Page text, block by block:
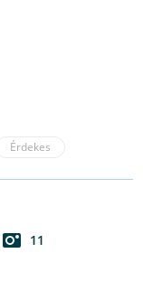
Érdekes
11